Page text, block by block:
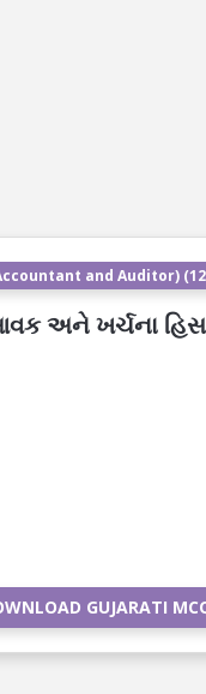
and Auditor)
અને ખર્ચના
GUJARATI